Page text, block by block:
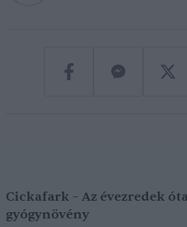
Cickafark – Az évezredek
gyógynövény